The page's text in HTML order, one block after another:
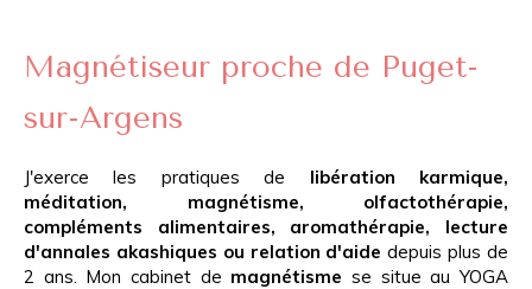
Magnétiseur proche de Puget-
sur-Argens
J'exerce les pratiques de libération karmique,
méditation, magnétisme, olfactothérapie,
compléments alimentaires, aromathérapie, lecture
d'annales akashiques ou relation d'aide depuis plus de
2 ans. Mon cabinet de magnétisme se situe au YOGA